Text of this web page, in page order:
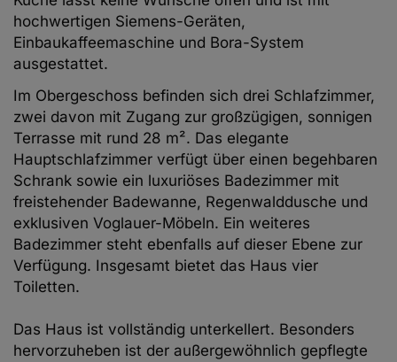
hochwertigen Siemens-Geräten,
Einbaukaffeemaschine und Bora-System
ausgestattet.
Im Obergeschoss befinden sich drei Schlafzimmer,
zwei davon mit Zugang zur großzügigen, sonnigen
Terrasse mit rund 28 m². Das elegante
Hauptschlafzimmer verfügt über einen begehbaren
Schrank sowie ein luxuriöses Badezimmer mit
freistehender Badewanne, Regenwalddusche und
exklusiven Voglauer-Möbeln. Ein weiteres
Badezimmer steht ebenfalls auf dieser Ebene zur
Verfügung. Insgesamt bietet das Haus vier
Toiletten.
Das Haus ist vollständig unterkellert. Besonders
hervorzuheben ist der außergewöhnlich gepflegte